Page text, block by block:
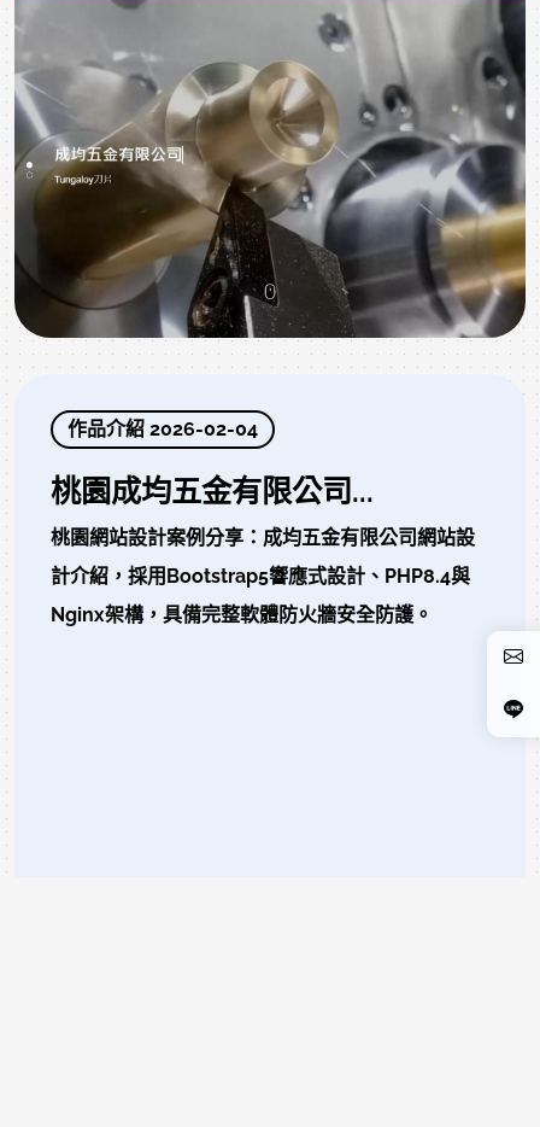
作品介紹 2026-02-04
桃園成均五金有限公司...
桃園網站設計案例分享：成均五金有限公司網站設
計介紹，採用Bootstrap5響應式設計、PHP8.4與
Nginx架構，具備完整軟體防火牆安全防護。